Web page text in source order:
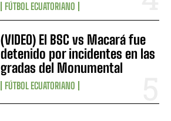
FÚTBOL ECUATORIANO
(VIDEO) El BSC vs Macará fue
detenido por incidentes en las
gradas del Monumental
FÚTBOL ECUATORIANO